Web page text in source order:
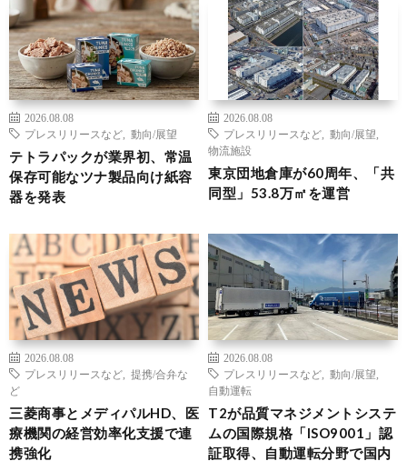
2026.08.08
プレスリリースなど
動向/展望
テトラパックが業界初、常温
保存可能なツナ製品向け紙容
器を発表
2026.08.08
プレスリリースなど
動向/展望
物流施設
東京団地倉庫が60周年、「共
同型」53.8万㎡を運営
2026.08.08
プレスリリースなど
提携/合弁な
ど
三菱商事とメディパルHD、医
療機関の経営効率化支援で連
携強化
2026.08.08
プレスリリースなど
動向/展望
自動運転
T2が品質マネジメントシステ
ムの国際規格「ISO9001」認
証取得、自動運転分野で国内